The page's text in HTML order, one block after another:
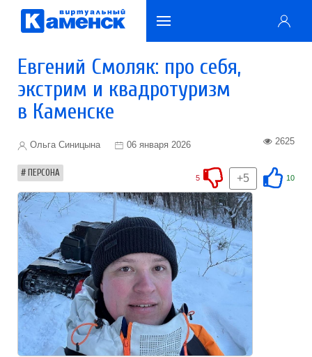
Евгений Смоляк: про себя,
экстрим и квадротуризм
в Каменске
Ольга Синицына 06 января 2026 2625
ПЕРСОНА 10
+5
5